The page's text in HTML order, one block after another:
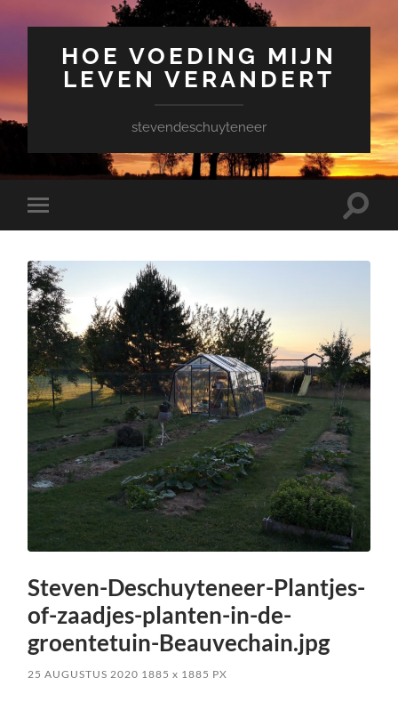
HOE VOEDING MIJN
LEVEN VERANDERT
stevendeschuyteneer
Toggle
mobiel
Toggle
Steven-Deschuyteneer-Plantjes-
of-zaadjes-planten-in-de-
groentetuin-Beauvechain.jpg
25 AUGUSTUS 2020 1885x 1885 PX